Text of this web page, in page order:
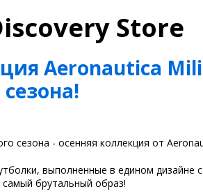
Store
Aeronautica
сезона - осенняя коллекция от
выполненные в едином дизайне
брутальный образ!